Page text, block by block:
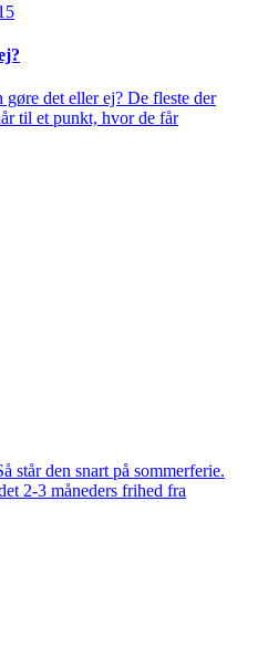
gøre det eller ej? De fleste der
til et punkt, hvor de får
står den snart på sommerferie.
2-3 måneders frihed fra